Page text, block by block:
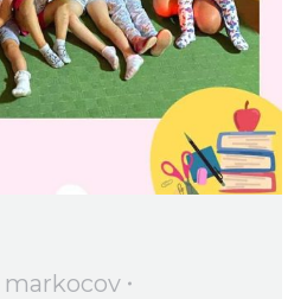
markocov